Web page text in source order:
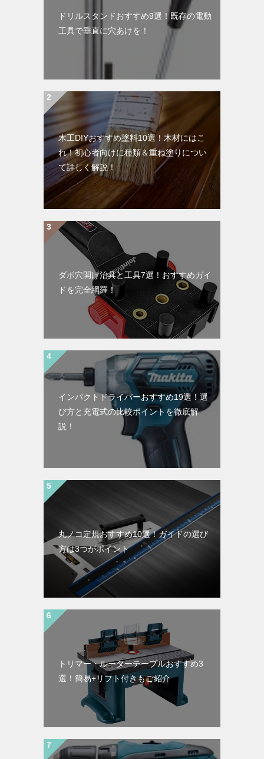
ドリルスタンドおすすめ9選！既存の電動
工具で垂直に穴あけを！
木工DIYおすすめ塗料10選！木材にはこ
れ！初心者向けに種類＆重ね塗りについ
て詳しく解説！
ダボ穴開け治具と工具7選！おすすめガイ
ドを完全網羅！
インパクトドライバーおすすめ19選！選
び方と充電式の比較ポイントを徹底解
説！
丸ノコ定規おすすめ10選！ガイドの選び
方は3つがポイント
トリマー・ルーターテーブルおすすめ3
選！簡易+リフト付きもご紹介